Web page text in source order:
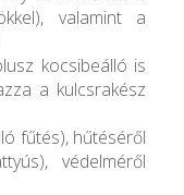
valamint a
kocsibeálló is
a kulcsrakész
fűtés), hűtéséről
védelméről